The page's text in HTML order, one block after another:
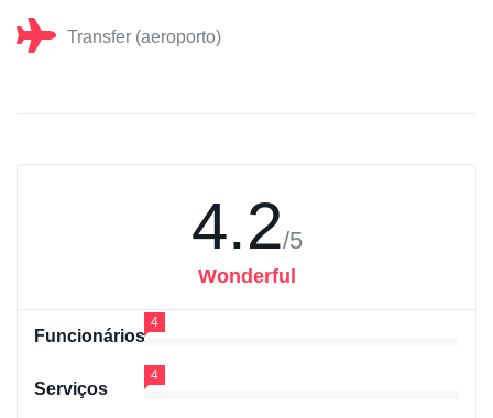
Transfer (aeroporto)
4.2/5
Wonderful
Funcionários
4
Serviços
4